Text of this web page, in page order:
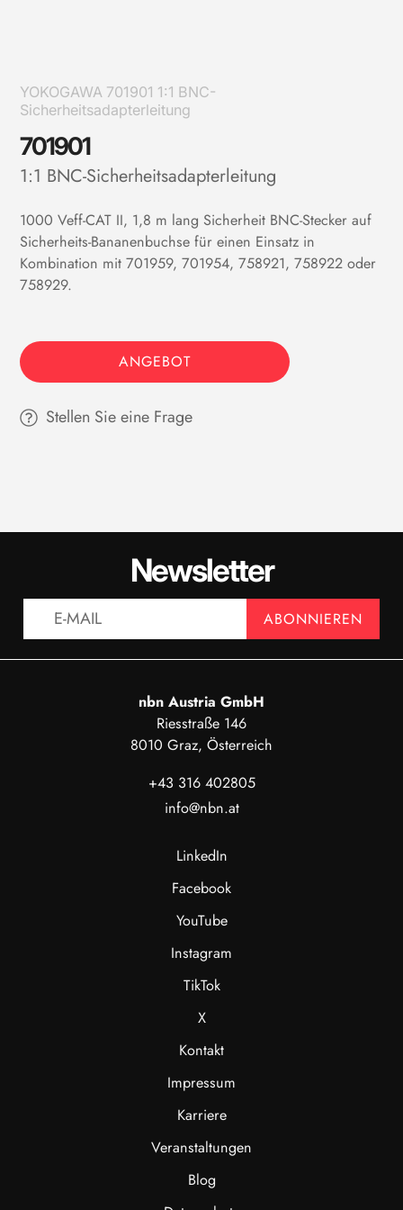
YOKOGAWA 701901 1:1 BNC-
Sicherheitsadapterleitung
701901
1:1 BNC-Sicherheitsadapterleitung
1000 Veff-CAT II, 1,8 m lang Sicherheit BNC-Stecker auf
Sicherheits-Bananenbuchse für einen Einsatz in
Kombination mit 701959, 701954, 758921, 758922 oder
758929.
ANGEBOT
Stellen Sie eine Frage
Newsletter
ABONNIEREN
nbn Austria GmbH
Riesstraße 146
8010 Graz, Österreich
+43 316 402805
info@nbn.at
LinkedIn
Facebook
YouTube
Instagram
TikTok
X
Kontakt
Impressum
Karriere
Veranstaltungen
Blog